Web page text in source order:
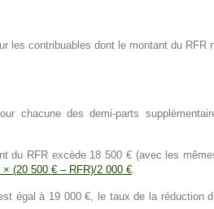
les contribuables dont le montant du RFR
chacune des demi-parts
du RFR excède 18 500 € (avec les
× (20 500 € – RFR)/2 000 €.
égal à 19 000 €, le taux de la réduction